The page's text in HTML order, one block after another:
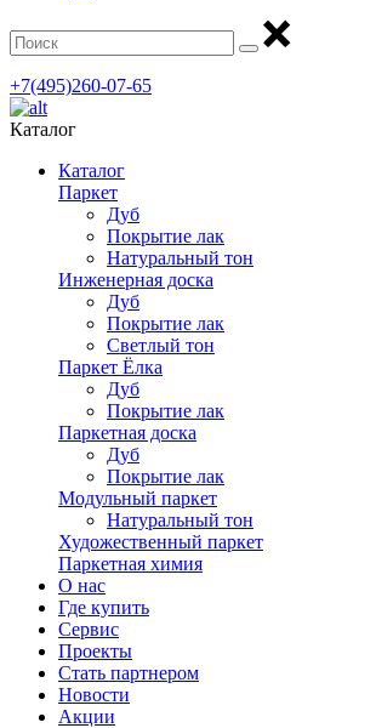
+7(495)260-07-65
Каталог
Каталог
Паркет
Дуб
Покрытие лак
Натуральный тон
Инженерная доска
Дуб
Покрытие лак
Светлый тон
Паркет Ёлка
Дуб
Покрытие лак
Паркетная доска
Дуб
Покрытие лак
Модульный паркет
Натуральный тон
Художественный паркет
Паркетная химия
О нас
Где купить
Сервис
Проекты
Стать партнером
Новости
Акции